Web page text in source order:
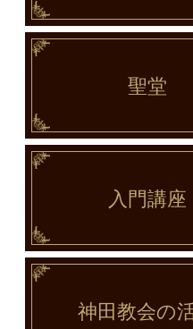
聖堂
入門講座
神田教会の